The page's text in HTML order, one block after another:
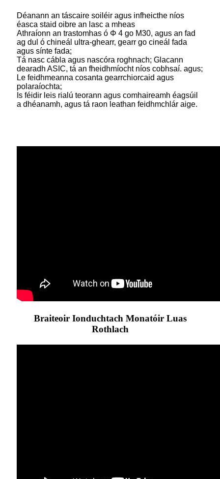
Déanann an táscaire soiléir agus infheicthe níos
éasca staid oibre an lasc a mheas
Athraíonn an trastomhas ó Φ 4 go M30, agus an fad
ag dul ó chineál ultra-ghearr, gearr go cineál fada
agus sínte fada;
Tá nasc cábla agus nascóra roghnach; Glacann
dearadh ASIC, tá an fheidhmíocht níos cobhsaí. agus;
Le feidhmeanna cosanta gearrchiorcaid agus
polaraíochta;
Is féidir leis rialú teorann agus comhaireamh éagsúil
a dhéanamh, agus tá raon leathan feidhmchlár aige.
Braiteoir Ionduchtach Monatóir Luas
Rothlach